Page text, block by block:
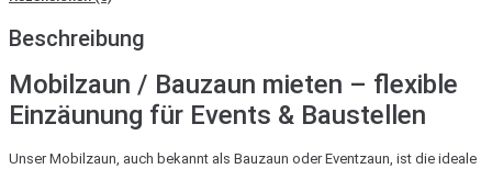
Beschreibung
Mobilzaun / Bauzaun mieten – flexible
Einzäunung für Events & Baustellen
Unser Mobilzaun, auch bekannt als Bauzaun oder Eventzaun, ist die ideale